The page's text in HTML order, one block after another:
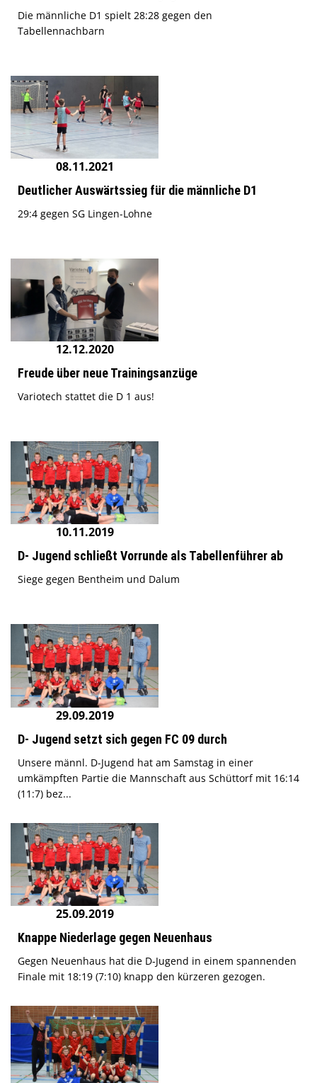
Die männliche D1 spielt 28:28 gegen den
Tabellennachbarn
08.11.2021
Deutlicher Auswärtssieg für die männliche D1
29:4 gegen SG Lingen-Lohne
12.12.2020
Freude über neue Trainingsanzüge
Variotech stattet die D 1 aus!
10.11.2019
D- Jugend schließt Vorrunde als Tabellenführer ab
Siege gegen Bentheim und Dalum
29.09.2019
D- Jugend setzt sich gegen FC 09 durch
Unsere männl. D-Jugend hat am Samstag in einer
umkämpften Partie die Mannschaft aus Schüttorf mit 16:14
(11:7) bez...
25.09.2019
Knappe Niederlage gegen Neuenhaus
Gegen Neuenhaus hat die D-Jugend in einem spannenden
Finale mit 18:19 (7:10) knapp den kürzeren gezogen.